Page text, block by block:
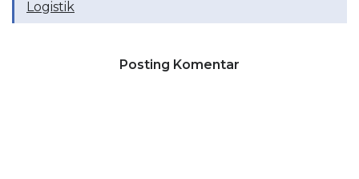
Logistik
Posting Komentar